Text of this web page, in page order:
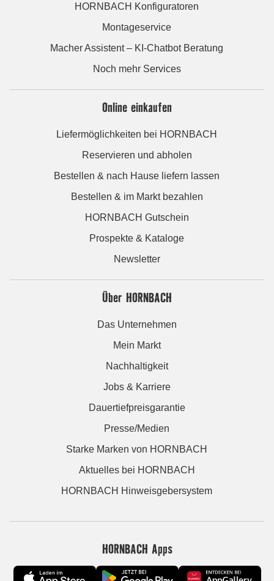
HORNBACH Konfiguratoren
Montageservice
Macher Assistent – KI-Chatbot Beratung
Noch mehr Services
Online einkaufen
Liefermöglichkeiten bei HORNBACH
Reservieren und abholen
Bestellen & nach Hause liefern lassen
Bestellen & im Markt bezahlen
HORNBACH Gutschein
Prospekte & Kataloge
Newsletter
Über HORNBACH
Das Unternehmen
Mein Markt
Nachhaltigkeit
Jobs & Karriere
Dauertiefpreisgarantie
Presse/Medien
Starke Marken von HORNBACH
Aktuelles bei HORNBACH
HORNBACH Hinweisgebersystem
HORNBACH Apps